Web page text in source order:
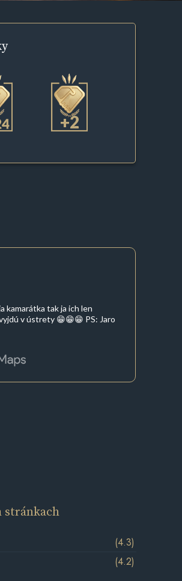
+2
kamarátka tak ja ich len
v ústrety 😁😁😁 PS: Jaro
stránkach
(4.3)
(4.2)